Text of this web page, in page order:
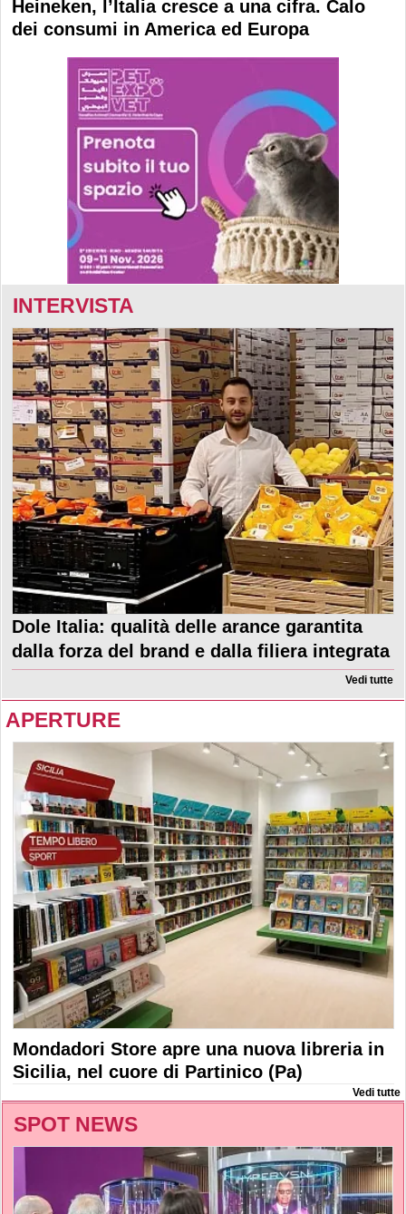
Heineken, l’Italia cresce a una cifra. Calo
dei consumi in America ed Europa
INTERVISTA
Dole Italia: qualità delle arance garantita
dalla forza del brand e dalla filiera integrata
Vedi tutte
APERTURE
Mondadori Store apre una nuova libreria in
Sicilia, nel cuore di Partinico (Pa)
Vedi tutte
SPOT NEWS